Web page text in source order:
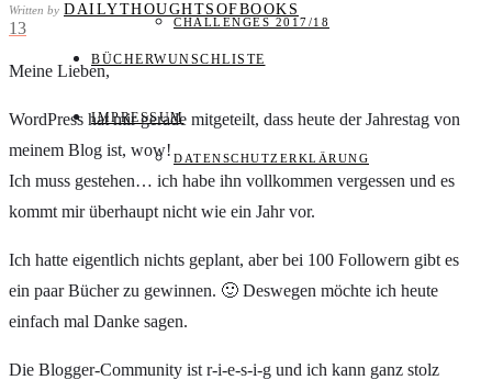
CHALLENGES 2017/18
BÜCHERWUNSCHLISTE
IMPRESSUM
DATENSCHUTZERKLÄRUNG
Written by DAILYTHOUGHTSOFBOOKS
13
Meine Lieben,
WordPress hat mir gerade mitgeteilt, dass heute der Jahrestag von
meinem Blog ist, wow!
Ich muss gestehen… ich habe ihn vollkommen vergessen und es
kommt mir überhaupt nicht wie ein Jahr vor.
Ich hatte eigentlich nichts geplant, aber bei 100 Followern gibt es
ein paar Bücher zu gewinnen. 🙂 Deswegen möchte ich heute
einfach mal Danke sagen.
Die Blogger-Community ist r-i-e-s-i-g und ich kann ganz stolz